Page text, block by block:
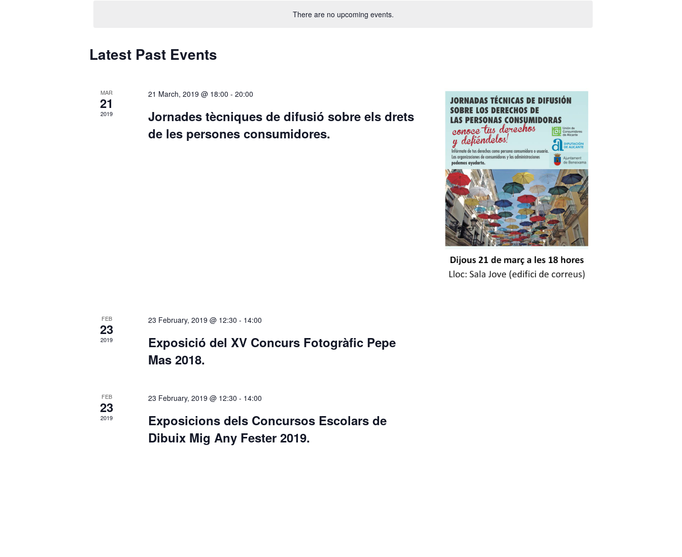
There are no upcoming events.
Calendar
of
Latest Past Events
MAR
21
2019
21 March, 2019 @ 18:00 - 20:00
Jornades tècniques de difusió sobre els drets
de les persones consumidores.
FEB
23
2019
23 February, 2019 @ 12:30 - 14:00
Exposició del XV Concurs Fotogràfic Pepe
Mas 2018.
FEB
23
2019
23 February, 2019 @ 12:30 - 14:00
Exposicions dels Concursos Escolars de
Dibuix Mig Any Fester 2019.